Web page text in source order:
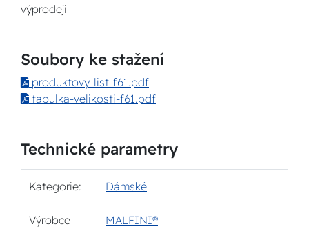
výprodeji
Soubory ke stažení
produktovy-list-f61.pdf
tabulka-velikosti-f61.pdf
Technické parametry
Kategorie: Dámské
Výrobce MALFINI®